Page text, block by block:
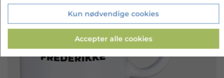
Kun nødvendige cookies
Accepter alle cookies